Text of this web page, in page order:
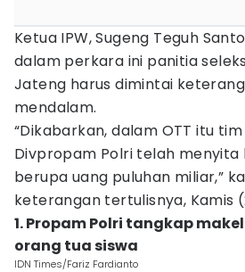
Ketua IPW, Sugeng Teguh
dalam perkara ini panitia
Jateng harus dimintai
mendalam.
“Dikabarkan, dalam OTT itu
Divpropam Polri telah
berupa uang puluhan miliar,”
keterangan tertulisnya, Kamis
1. Propam Polri tangkap
orang tua siswa
IDN Times/Fariz Fardianto